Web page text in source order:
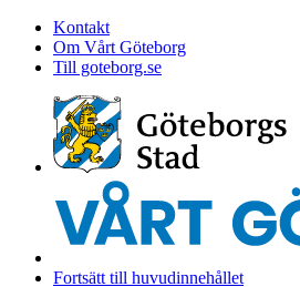
Kontakt
Om Vårt Göteborg
Till goteborg.se
Fortsätt till huvudinnehållet